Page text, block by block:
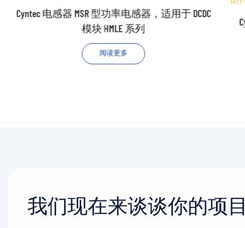
Cyntec 电感器 MSR 型功率电感器，适用于 DCDC
模块 HMLE 系列
阅读更多
我们现在来谈谈你的项目